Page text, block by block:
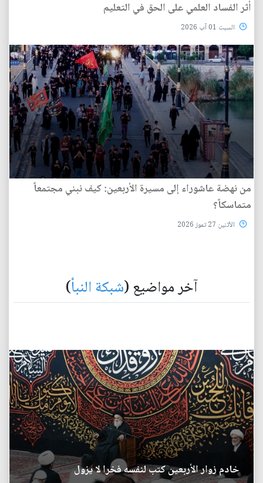
أثر الفساد العلمي على الحق في التعليم
السبت 01 آب 2026
من نهضة عاشوراء إلى مسيرة الأربعين: كيف نبني مجتمعاً
متماسكاً؟
الأثنين 27 تموز 2026
آخر مواضيع (شبكة النبأ)
خادم زوار الأربعين كتب لنفسه فخرا لا يزول